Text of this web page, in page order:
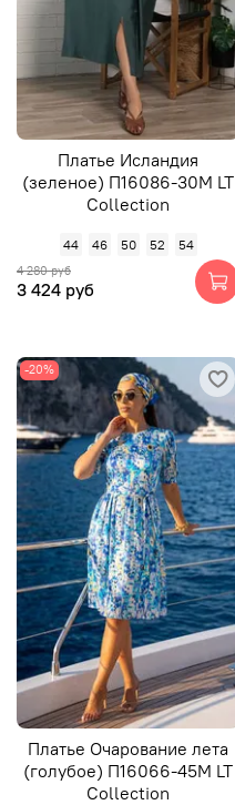
Платье Исландия
(зеленое) П16086-30М LT
Collection
44 46 50 52 54
4 280 руб
3 424 руб
-20%
Платье Очарование лета
(голубое) П16066-45М LT
Collection